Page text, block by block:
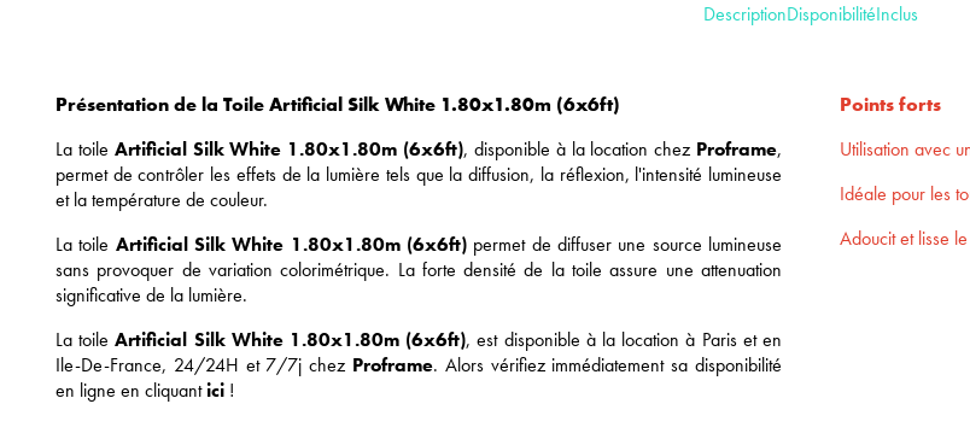
DescriptionDisponibilitéInclus
Présentation de la Toile Artificial Silk White 1.80x1.80m (6x6ft)
La toile Artificial Silk White 1.80x1.80m (6x6ft), disponible à la location chez Proframe,
permet de contrôler les effets de la lumière tels que la diffusion, la réflexion, l'intensité lumineuse
et la température de couleur.
La toile Artificial Silk White 1.80x1.80m (6x6ft) permet de diffuser une source lumineuse
sans provoquer de variation colorimétrique. La forte densité de la toile assure une attenuation
significative de la lumière.
La toile Artificial Silk White 1.80x1.80m (6x6ft), est disponible à la location à Paris et en
Ile-De-France, 24/24H et 7/7j chez Proframe. Alors vérifiez immédiatement sa disponibilité
en ligne en cliquantici !
Points forts
Utilisation avec
Idéale pour les
Adoucit et lisse